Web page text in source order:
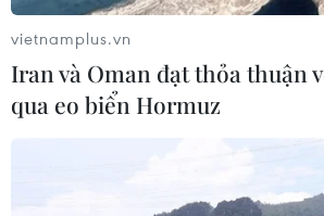
đột phá tư duy quy hoạch đô thị
06/08/2026 04:34
Hỗ trợ toàn diện thúc đẩy người
khuyết tật tham gia tích cực vào đời
vietnamplus.vn
Iran và Oman đạt thỏa thuận
qua eo biển Hormuz